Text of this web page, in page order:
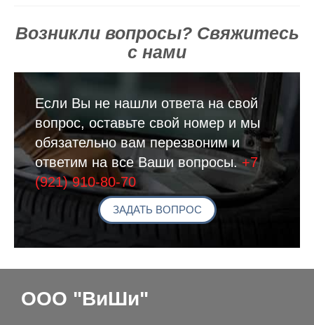
Возникли вопросы? Свяжитесь
с нами
Если Вы не нашли ответа на свой
вопрос, оставьте свой номер и мы
обязательно вам перезвоним и
ответим на все Ваши вопросы.+7
(921) 910-80-70
ЗАДАТЬ ВОПРОС
ООО "ВиШи"